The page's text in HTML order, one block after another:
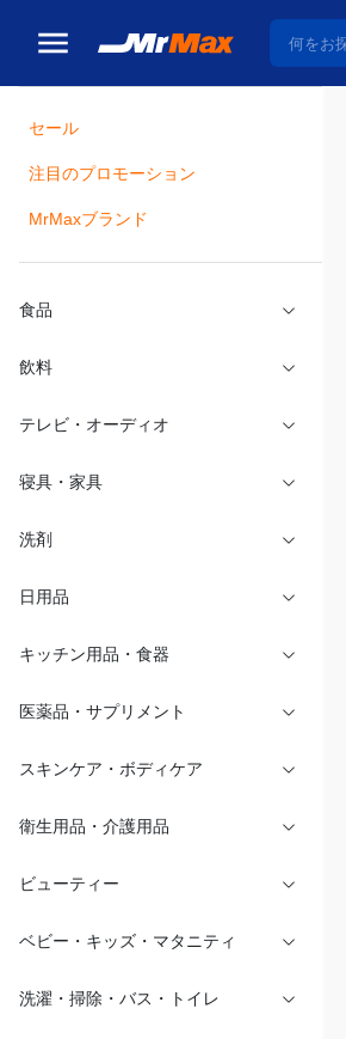
セール
注目のプロモーション
MrMaxブランド
食品
飲料
テレビ・オーディオ
寝具・家具
洗剤
日用品